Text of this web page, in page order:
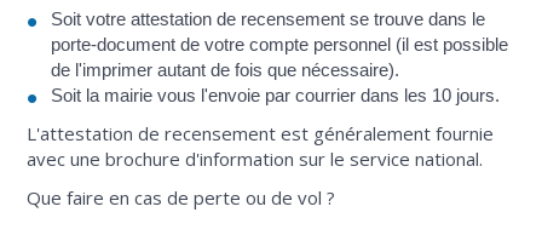
Soit votre attestation de recensement se trouve dans le
porte-document de votre compte personnel (il est possible
de l'imprimer autant de fois que nécessaire).
Soit la mairie vous l'envoie par courrier dans les 10 jours.
L'attestation de recensement est généralement fournie
avec une brochure d'information sur le service national.
Que faire en cas de perte ou de vol ?